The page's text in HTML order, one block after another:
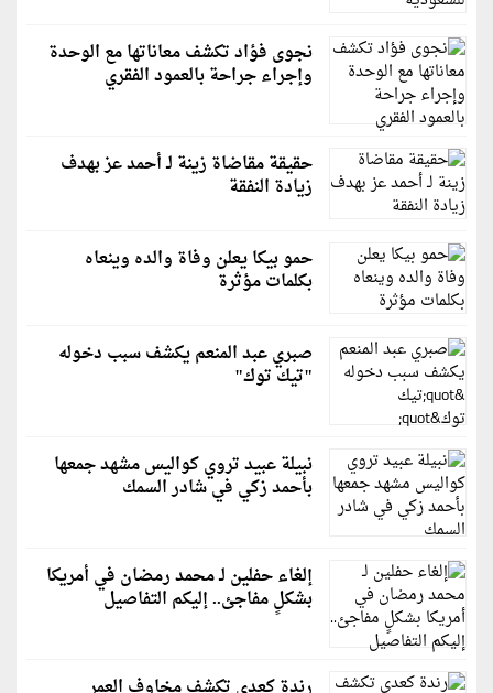
نجوى فؤاد تكشف معاناتها مع الوحدة
وإجراء جراحة بالعمود الفقري
حقيقة مقاضاة زينة لـ أحمد عز بهدف
زيادة النفقة
حمو بيكا يعلن وفاة والده وينعاه
بكلمات مؤثرة
صبري عبد المنعم يكشف سبب دخوله
"تيك توك"
نبيلة عبيد تروي كواليس مشهد جمعها
بأحمد زكي في شادر السمك
إلغاء حفلين لـ محمد رمضان في أمريكا
بشكلٍ مفاجئ.. إليكم التفاصيل